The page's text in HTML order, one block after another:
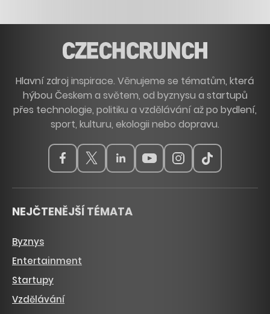
Hlavní zdroj inspirace. Věnujeme se tématům, která
hýbou Českem a světem, od byznysu a startupů
přes technologie, politiku a vzdělávání až po bydlení,
sport, kulturu, ekologii nebo dopravu.
NEJČTENĚJŠÍ TÉMATA
Byznys
Entertainment
Startupy
Vzdělávání